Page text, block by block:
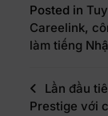
Posted in
Careelink,
làm tiếng
Lần đầu
Prestige với